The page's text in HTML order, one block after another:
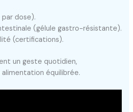
dose).
(gélule gastro-résistante).
(certifications).
un geste quotidien,
équilibrée.